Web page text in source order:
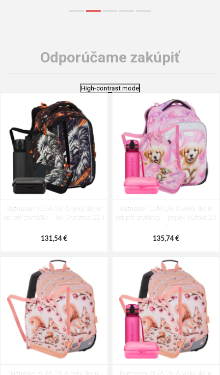
Odporúčame zakúpiť
High-contrast mode
Bagmaster VEGA 26 A velký školní
set pro prvňáčky – lev Oranžová 22 l
131,54 €
Bagmaster LUMI 26 A velký školní
set pro prvňáčky – pejsek Růžová 23
135,74 €
Bagmaster ALFA 26 A malý školní
Bagmaster ALFA 26 A velký školní